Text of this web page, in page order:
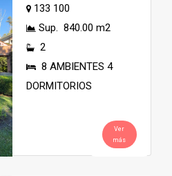
133 100
Sup. 840.00 m2
2
8 AMBIENTES 4
DORMITORIOS
Ver
más